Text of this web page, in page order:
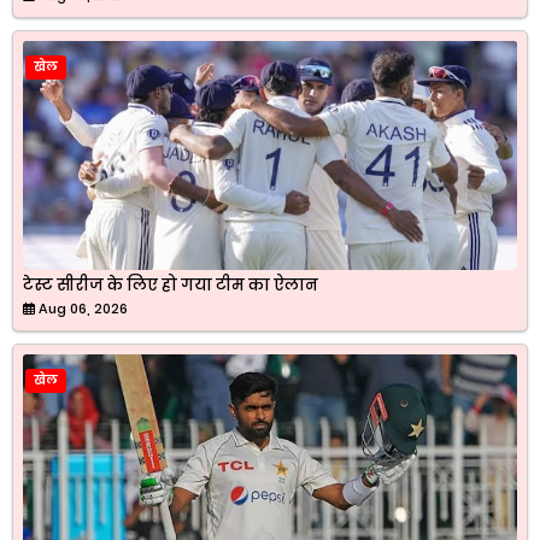
खेल
टेस्ट सीरीज के लिए हो गया टीम का ऐलान
Aug 06, 2026
खेल